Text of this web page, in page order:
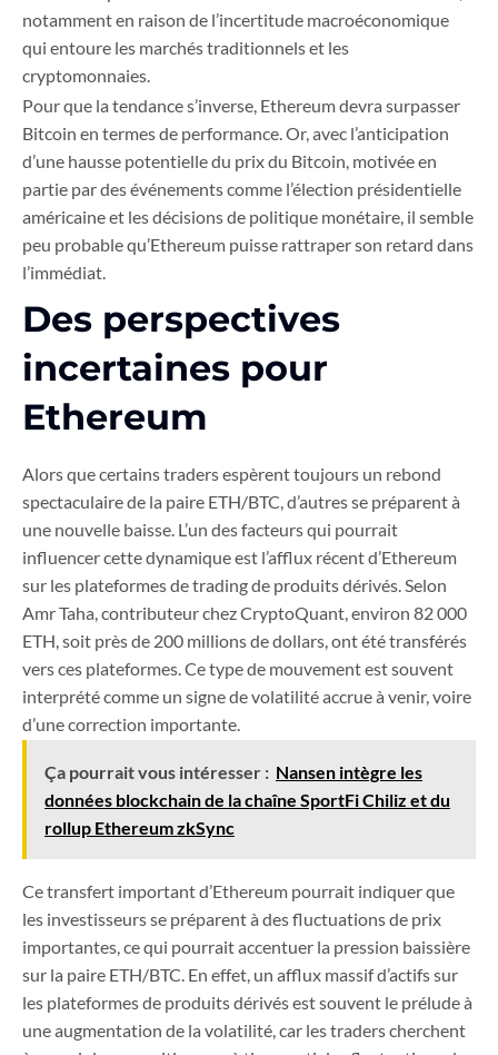
notamment en raison de l’incertitude macroéconomique
qui entoure les marchés traditionnels et les
cryptomonnaies.
Pour que la tendance s’inverse, Ethereum devra surpasser
Bitcoin en termes de performance. Or, avec l’anticipation
d’une hausse potentielle du prix du Bitcoin, motivée en
partie par des événements comme l’élection présidentielle
américaine et les décisions de politique monétaire, il semble
peu probable qu’Ethereum puisse rattraper son retard dans
l’immédiat.
Des perspectives
incertaines pour
Ethereum
Alors que certains traders espèrent toujours un rebond
spectaculaire de la paire ETH/BTC, d’autres se préparent à
une nouvelle baisse. L’un des facteurs qui pourrait
influencer cette dynamique est l’afflux récent d’Ethereum
sur les plateformes de trading de produits dérivés. Selon
Amr Taha, contributeur chez CryptoQuant, environ 82 000
ETH, soit près de 200 millions de dollars, ont été transférés
vers ces plateformes. Ce type de mouvement est souvent
interprété comme un signe de volatilité accrue à venir, voire
d’une correction importante.
Ça pourrait vous intéresser : Nansen intègre les
données blockchain de la chaîne SportFi Chiliz et du
rollup Ethereum zkSync
Ce transfert important d’Ethereum pourrait indiquer que
les investisseurs se préparent à des fluctuations de prix
importantes, ce qui pourrait accentuer la pression baissière
sur la paire ETH/BTC. En effet, un afflux massif d’actifs sur
les plateformes de produits dérivés est souvent le prélude à
une augmentation de la volatilité, car les traders cherchent